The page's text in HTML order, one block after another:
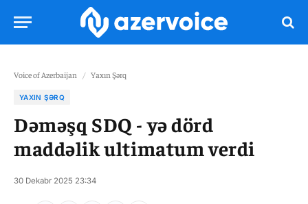
Voice of Azerbaijan / Yaxın Şərq
YAXIN ŞƏRQ
Dəməşq SDQ - yə dörd
maddəlik ultimatum verdi
30 Dekabr 2025 23:34